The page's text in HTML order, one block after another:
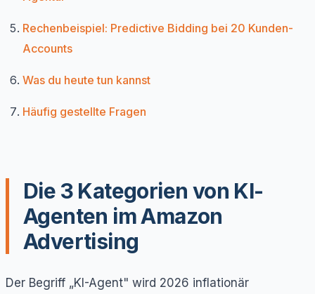
Rechenbeispiel: Predictive Bidding bei 20 Kunden-
Accounts
Was du heute tun kannst
Häufig gestellte Fragen
Die 3 Kategorien von KI-
Agenten im Amazon
Advertising
Der Begriff „KI-Agent" wird 2026 inflationär